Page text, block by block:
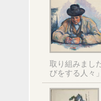
取り組みまし
びをする人々